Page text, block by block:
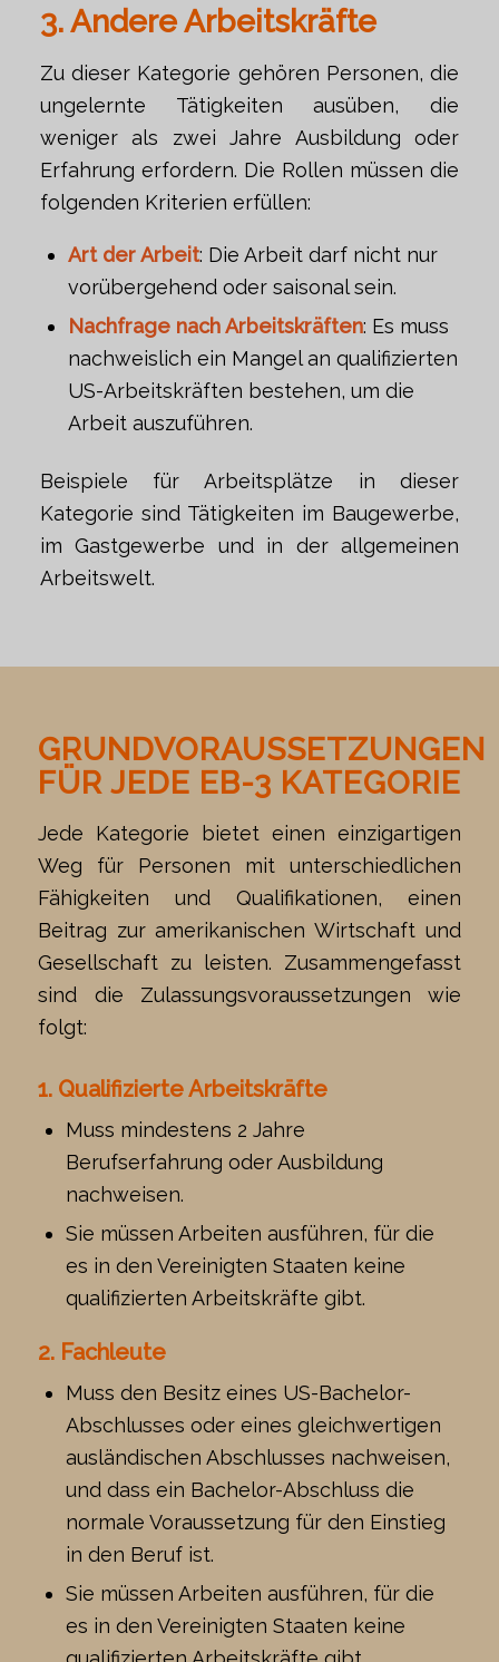
3. Andere Arbeitskräfte
Zu dieser Kategorie gehören Personen, die
ungelernte Tätigkeiten ausüben, die
weniger als zwei Jahre Ausbildung oder
Erfahrung erfordern. Die Rollen müssen die
folgenden Kriterien erfüllen:
Art der Arbeit: Die Arbeit darf nicht nur
vorübergehend oder saisonal sein.
Nachfrage nach Arbeitskräften: Es muss
nachweislich ein Mangel an qualifizierten
US-Arbeitskräften bestehen, um die
Arbeit auszuführen.
Beispiele für Arbeitsplätze in dieser
Kategorie sind Tätigkeiten im Baugewerbe,
im Gastgewerbe und in der allgemeinen
Arbeitswelt.
GRUNDVORAUSSETZUNGEN
FÜR JEDE EB-3 KATEGORIE
Jede Kategorie bietet einen einzigartigen
Weg für Personen mit unterschiedlichen
Fähigkeiten und Qualifikationen, einen
Beitrag zur amerikanischen Wirtschaft und
Gesellschaft zu leisten. Zusammengefasst
sind die Zulassungsvoraussetzungen wie
folgt:
1. Qualifizierte Arbeitskräfte
Muss mindestens 2 Jahre
Berufserfahrung oder Ausbildung
nachweisen.
Sie müssen Arbeiten ausführen, für die
es in den Vereinigten Staaten keine
qualifizierten Arbeitskräfte gibt.
2. Fachleute
Muss den Besitz eines US-Bachelor-
Abschlusses oder eines gleichwertigen
ausländischen Abschlusses nachweisen,
und dass ein Bachelor-Abschluss die
normale Voraussetzung für den Einstieg
in den Beruf ist.
Sie müssen Arbeiten ausführen, für die
es in den Vereinigten Staaten keine